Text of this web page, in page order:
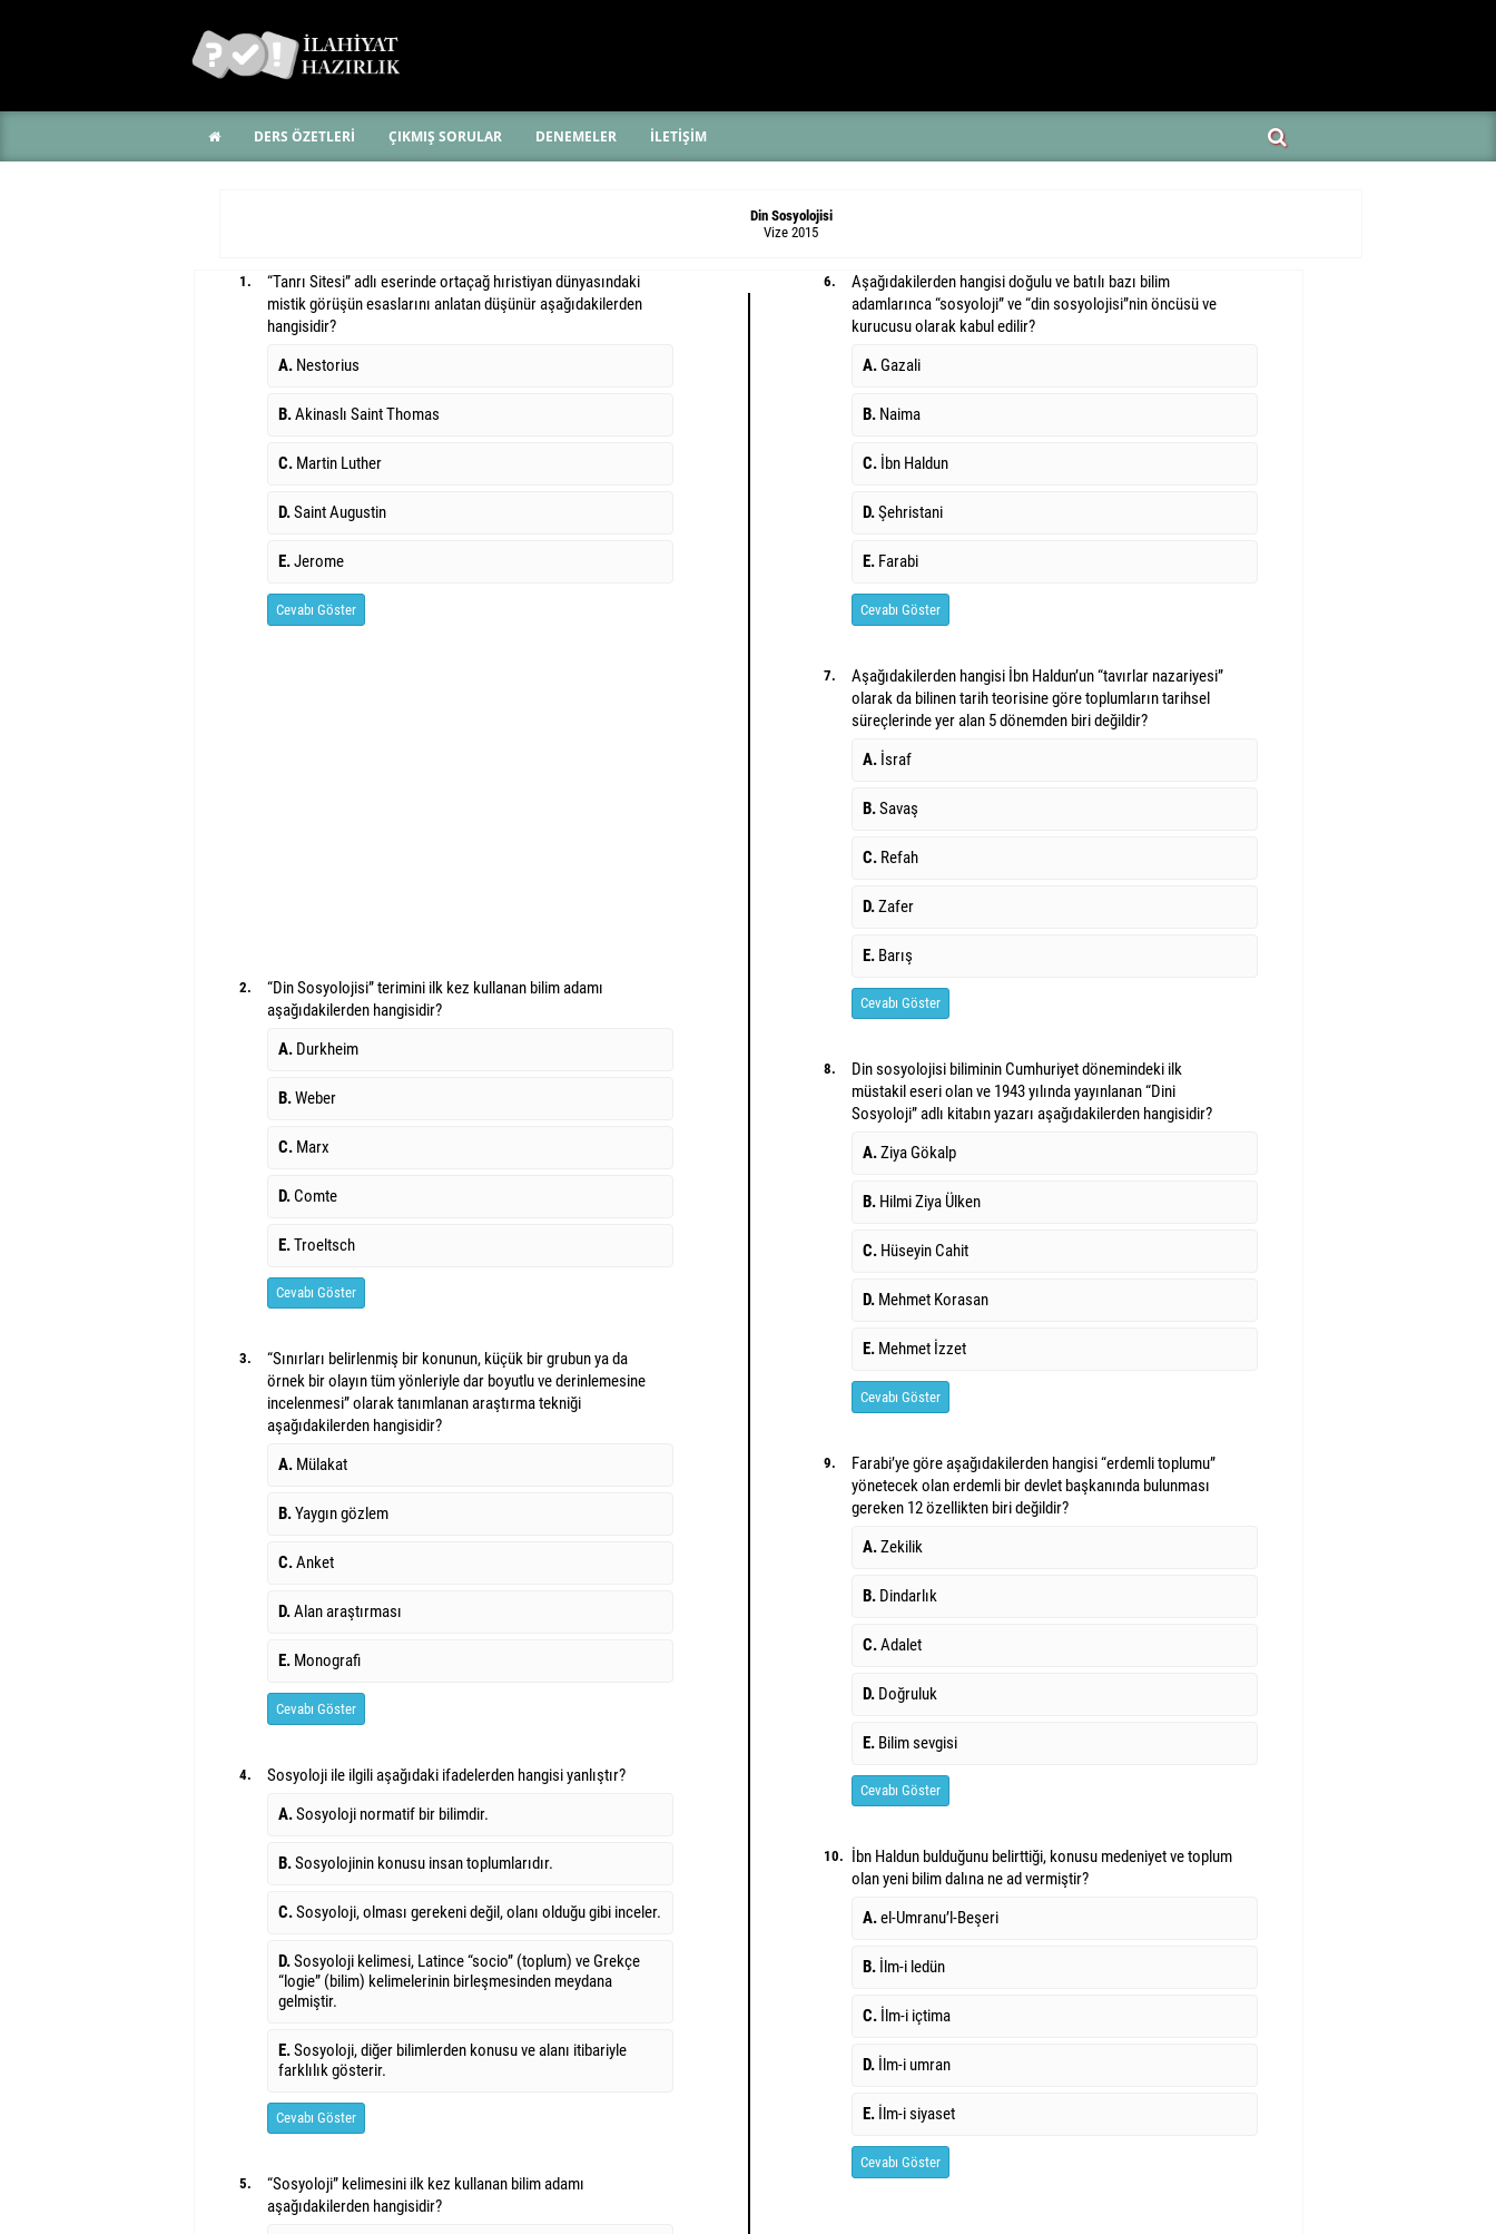
DERS ÖZETLERİ ÇIKMIŞ SORULAR DENEMELER İLETİŞİM
Din Sosyolojisi
Vize 2015
1.
“Tanrı Sitesi” adlı eserinde ortaçağ hıristiyan dünyasındaki
mistik görüşün esaslarını anlatan düşünür aşağıdakilerden
hangisidir?
A. Nestorius
B.Akinaslı Saint Thomas
C. Martin Luther
D.Saint Augustin
E.Jerome
Cevabı Göster
2.
“Din Sosyolojisi” terimini ilk kez kullanan bilim adamı
aşağıdakilerden hangisidir?
A. Durkheim
B.Weber
C. Marx
D.Comte
E.Troeltsch
Cevabı Göster
3.
“Sınırları belirlenmiş bir konunun, küçük bir grubun ya da
örnek bir olayın tüm yönleriyle dar boyutlu ve derinlemesine
incelenmesi” olarak tanımlanan araştırma tekniği
aşağıdakilerden hangisidir?
A. Mülakat
B.Yaygın gözlem
C.Anket
D.Alan araştırması
E. Monografi
Cevabı Göster
4.
Sosyoloji ile ilgili aşağıdaki ifadelerden hangisi yanlıştır?
A.Sosyoloji normatif bir bilimdir.
B.Sosyolojinin konusu insan toplumlarıdır.
C.Sosyoloji, olması gerekeni değil, olanı olduğu gibi inceler.
D.Sosyoloji kelimesi, Latince “socio” (toplum) ve Grekçe
“logie” (bilim) kelimelerinin birleşmesinden meydana
gelmiştir.
E.Sosyoloji, diğer bilimlerden konusu ve alanı itibariyle
farklılık gösterir.
Cevabı Göster
5.
“Sosyoloji” kelimesini ilk kez kullanan bilim adamı
aşağıdakilerden hangisidir?
6.
Aşağıdakilerden hangisi doğulu ve batılı bazı bilim
adamlarınca “sosyoloji” ve “din sosyolojisi”nin öncüsü ve
kurucusu olarak kabul edilir?
A.Gazali
B. Naima
C. İbn Haldun
D.Şehristani
E. Farabi
Cevabı Göster
7.
Aşağıdakilerden hangisi İbn Haldun’un “tavırlar nazariyesi”
olarak da bilinen tarih teorisine göre toplumların tarihsel
süreçlerinde yer alan 5 dönemden biri değildir?
A. İsraf
B.Savaş
C. Refah
D.Zafer
E. Barış
Cevabı Göster
8.
Din sosyolojisi biliminin Cumhuriyet dönemindeki ilk
müstakil eseri olan ve 1943 yılında yayınlanan “Dini
Sosyoloji” adlı kitabın yazarı aşağıdakilerden hangisidir?
A.Ziya Gökalp
B. Hilmi Ziya Ülken
C. Hüseyin Cahit
D. Mehmet Korasan
E. Mehmet İzzet
Cevabı Göster
9.
Farabi’ye göre aşağıdakilerden hangisi “erdemli toplumu”
yönetecek olan erdemli bir devlet başkanında bulunması
gereken 12 özellikten biri değildir?
A.Zekilik
B. Dindarlık
C.Adalet
D. Doğruluk
E. Bilim sevgisi
Cevabı Göster
10. İbn Haldun bulduğunu belirttiği, konusu medeniyet ve toplum
olan yeni bilim dalına ne ad vermiştir?
A.el-Umranu’l-Beşeri
B. İlm-i ledün
C. İlm-i içtima
D. İlm-i umran
E. İlm-i siyaset
Cevabı Göster